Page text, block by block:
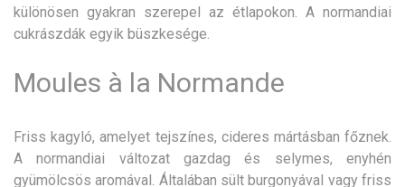
különösen gyakran szerepel az étlapokon. A normandiai
cukrászdák egyik büszkesége.
Moules à la Normande
Friss kagyló, amelyet tejszínes, cideres mártásban főznek.
A normandiai változat gazdag és selymes, enyhén
gyümölcsös aromával. Általában sült burgonyával vagy friss